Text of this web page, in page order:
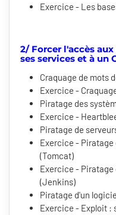
Exercice - Les
2/ Forcer l'accès
ses services et à un
Craquage de mots
Exercice -
Piratage des
Exercice -
Piratage de
Exercice -
(Tomcat)
Exercice - Piratage
(Jenkins)
Piratage d'un
Exercice - Exploit :